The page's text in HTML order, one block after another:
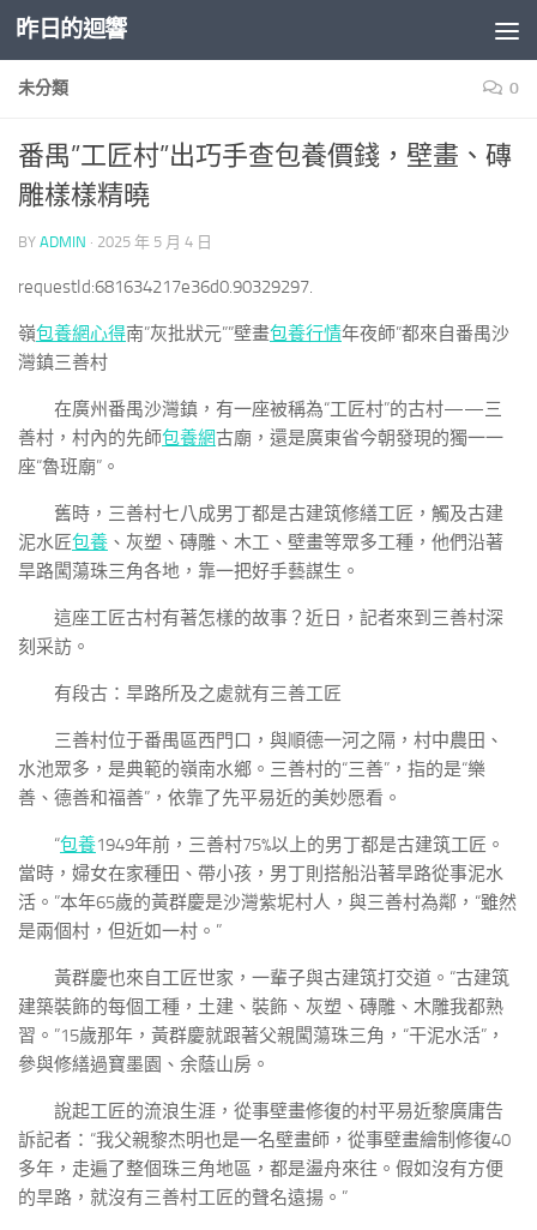
Skip to content
昨日的迴響
未分類 0
番禺”工匠村”出巧手查包養價錢，壁畫、磚
雕樣樣精曉
BY ADMIN · 2025 年 5 月 4 日
requestId:681634217e36d0.90329297.
嶺包養網心得南”灰批狀元””壁畫包養行情年夜師”都來自番禺沙
灣鎮三善村
在廣州番禺沙灣鎮，有一座被稱為“工匠村”的古村——三
善村，村內的先師包養網古廟，還是廣東省今朝發現的獨一一
座“魯班廟”。
舊時，三善村七八成男丁都是古建筑修繕工匠，觸及古建
泥水匠包養 、灰塑、磚雕、木工、壁畫等眾多工種，他們沿著
旱路闖蕩珠三角各地，靠一把好手藝謀生。
這座工匠古村有著怎樣的故事？近日，記者來到三善村深
刻采訪。
有段古：旱路所及之處就有三善工匠
三善村位于番禺區西門口，與順德一河之隔，村中農田、
水池眾多，是典範的嶺南水鄉。三善村的“三善”，指的是“樂
善、德善和福善”，依靠了先平易近的美妙愿看。
“包養1949年前，三善村75%以上的男丁都是古建筑工匠。
當時，婦女在家種田、帶小孩，男丁則搭船沿著旱路從事泥水
活。”本年65歲的黃群慶是沙灣紫坭村人，與三善村為鄰，“雖然
是兩個村，但近如一村。”
黃群慶也來自工匠世家，一輩子與古建筑打交道。“古建筑
建築裝飾的每個工種，土建、裝飾、灰塑、磚雕、木雕我都熟
習。”15歲那年，黃群慶就跟著父親闖蕩珠三角，“干泥水活”，
參與修繕過寶墨園、余蔭山房。
說起工匠的流浪生涯，從事壁畫修復的村平易近黎廣庸告
訴記者：“我父親黎杰明也是一名壁畫師，從事壁畫繪制修復40
多年，走遍了整個珠三角地區，都是盪舟來往。假如沒有方便
的旱路，就沒有三善村工匠的聲名遠揚。”